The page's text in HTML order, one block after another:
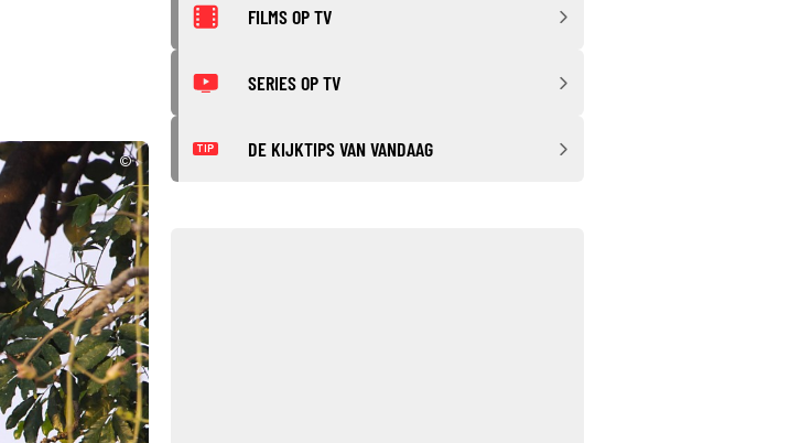
©
FILMS OP TV
SERIES OP TV
TIP DE KIJKTIPS VAN VANDAAG